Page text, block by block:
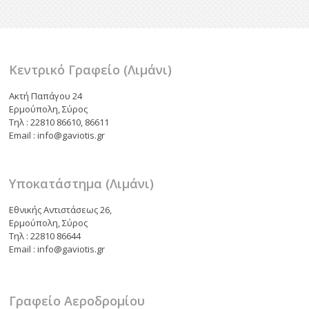
ε
Κεντρικό Γραφείο (Λιμάνι)
Ακτή Παπάγου 24
Ερμούπολη, Σύρος
Τηλ : 22810 86610, 86611
Email : info@gaviotis.gr
Υποκατάστημα (Λιμάνι)
Εθνικής Αντιστάσεως 26,
Ερμούπολη, Σύρος
Τηλ : 22810 86644
Email : info@gaviotis.gr
Γραφείο Αεροδρομίου